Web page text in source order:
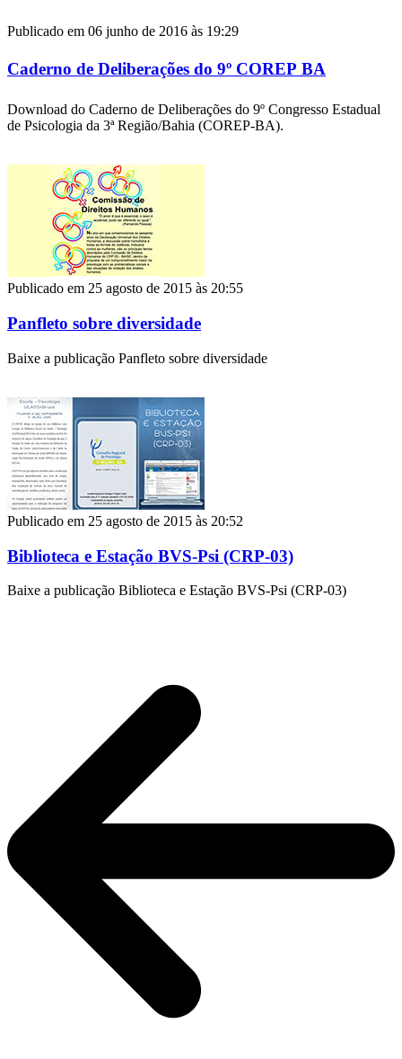
Publicado em 06 junho de 2016 às 19:29
Caderno de Deliberações do 9º COREP BA
Download do Caderno de Deliberações do 9º Congresso Estadual
de Psicologia da 3ª Região/Bahia (COREP-BA).
Publicado em 25 agosto de 2015 às 20:55
Panfleto sobre diversidade
Baixe a publicação Panfleto sobre diversidade
Publicado em 25 agosto de 2015 às 20:52
Biblioteca e Estação BVS-Psi (CRP-03)
Baixe a publicação Biblioteca e Estação BVS-Psi (CRP-03)